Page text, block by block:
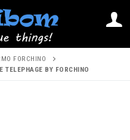
FORCHINO
BY FORCHINO